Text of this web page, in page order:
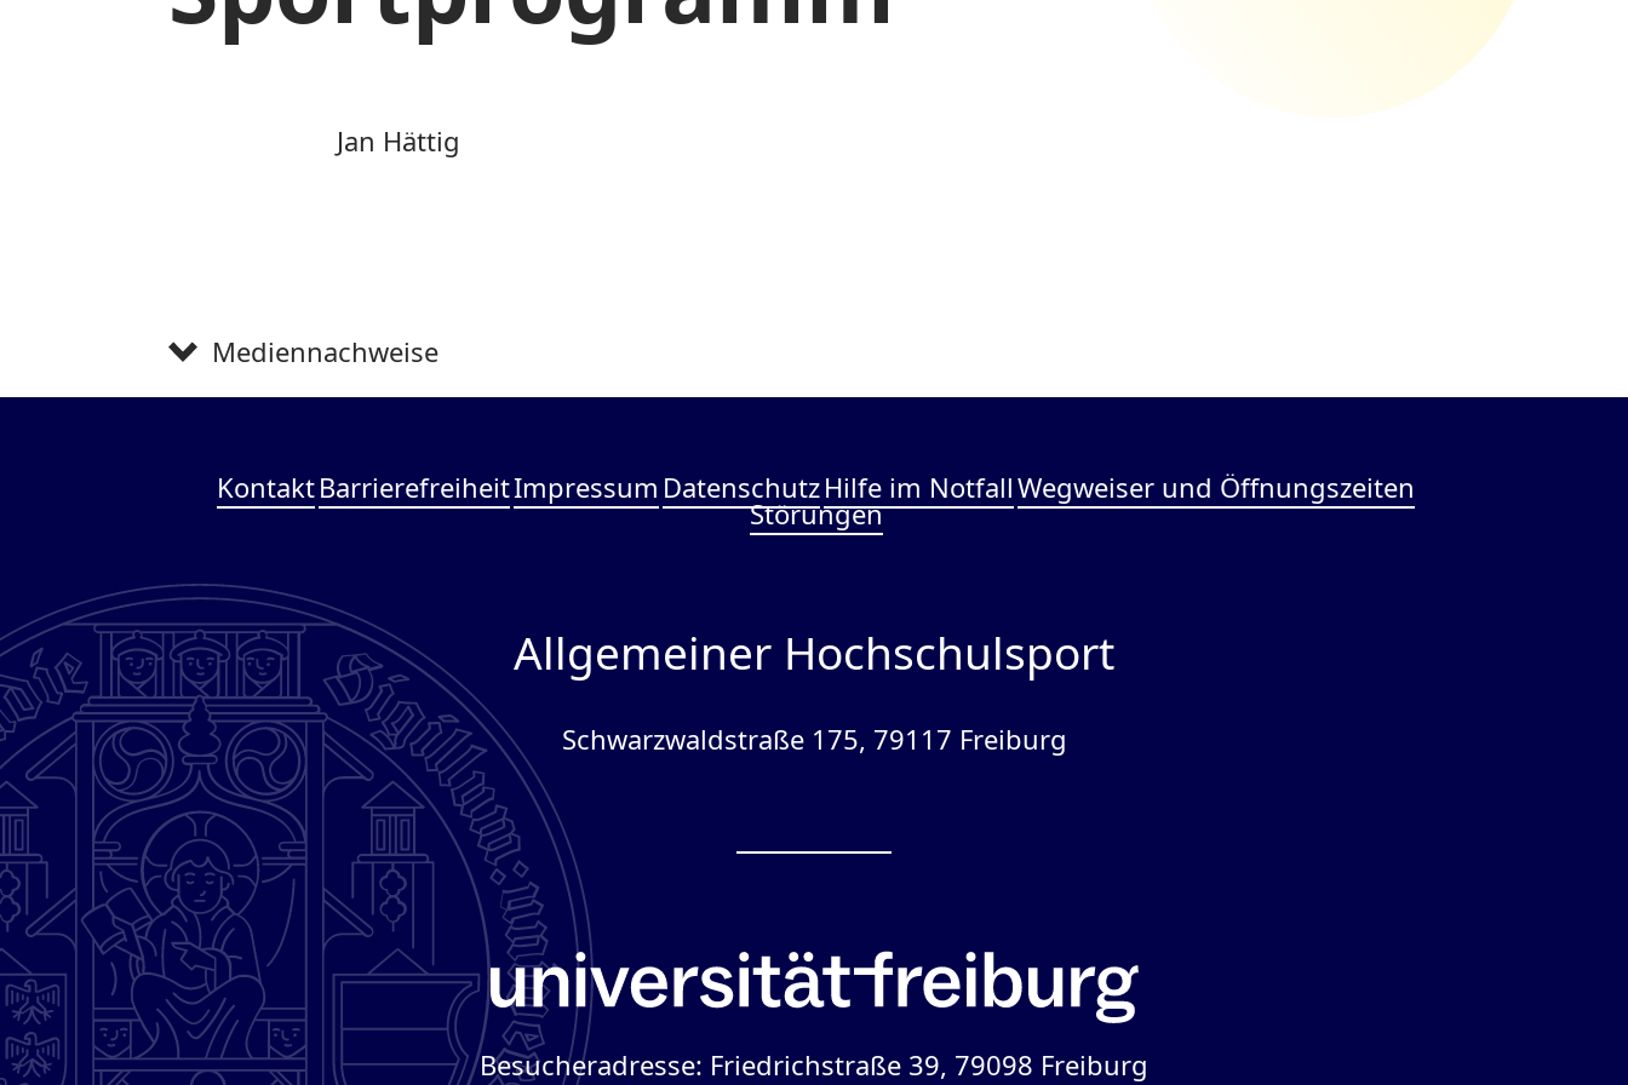
Jan Hättig
Mediennachweise
KontaktBarrierefreiheitImpressum DatenschutzHilfe im NotfallWegweiser und Öffnungszeiten
Störungen
Allgemeiner Hochschulsport
Schwarzwaldstraße 175, 79117 Freiburg
Besucheradresse: Friedrichstraße 39, 79098 Freiburg